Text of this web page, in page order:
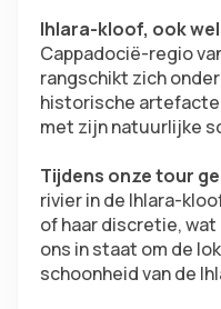
Ihlara-kloof, ook
Cappadocië-regio
rangschikt zich
historische
met zijn natuurlijke
Tijdens onze tour
rivier in de Ihlara-
of haar discretie,
ons in staat om de
schoonheid van de